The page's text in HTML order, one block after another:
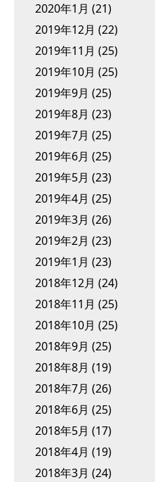
2020年1月 (21)
2019年12月 (22)
2019年11月 (25)
2019年10月 (25)
2019年9月 (25)
2019年8月 (23)
2019年7月 (25)
2019年6月 (25)
2019年5月 (23)
2019年4月 (25)
2019年3月 (26)
2019年2月 (23)
2019年1月 (23)
2018年12月 (24)
2018年11月 (25)
2018年10月 (25)
2018年9月 (25)
2018年8月 (19)
2018年7月 (26)
2018年6月 (25)
2018年5月 (17)
2018年4月 (19)
2018年3月 (24)